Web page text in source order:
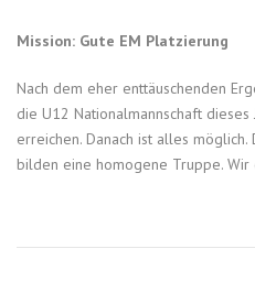
Mission: Gute EM Platzierung
Nach dem eher enttäuschenden
die U12 Nationalmannschaft
erreichen. Danach ist alles
bilden eine homogene Truppe. Wir